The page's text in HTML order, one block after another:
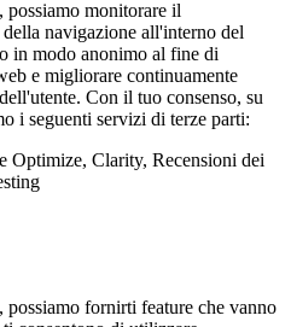
possiamo monitorare il
navigazione all'interno del
in modo anonimo al fine di
e migliorare continuamente
Con il tuo consenso, su
i seguenti servizi di terze parti:
Optimize, Clarity, Recensioni dei
possiamo fornirti feature che vanno